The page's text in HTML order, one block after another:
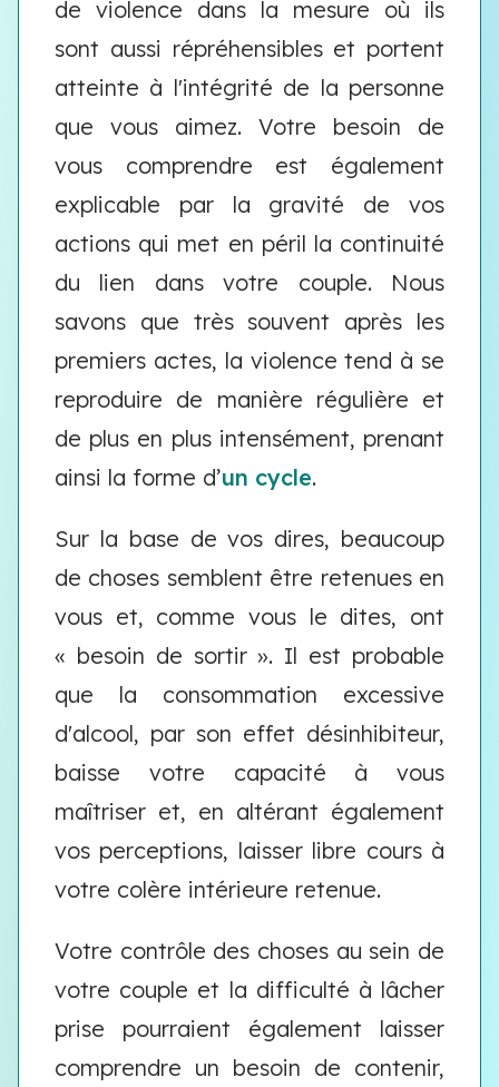
de violence dans la mesure où ils
sont aussi répréhensibles et portent
atteinte à l'intégrité de la personne
que vous aimez. Votre besoin de
vous comprendre est également
explicable par la gravité de vos
actions qui met en péril la continuité
du lien dans votre couple. Nous
savons que très souvent après les
premiers actes, la violence tend à se
reproduire de manière régulière et
de plus en plus intensément, prenant
ainsi la forme d’un cycle.
Sur la base de vos dires, beaucoup
de choses semblent être retenues en
vous et, comme vous le dites, ont
« besoin de sortir ». Il est probable
que la consommation excessive
d'alcool, par son effet désinhibiteur,
baisse votre capacité à vous
maîtriser et, en altérant également
vos perceptions, laisser libre cours à
votre colère intérieure retenue.
Votre contrôle des choses au sein de
votre couple et la difficulté à lâcher
prise pourraient également laisser
comprendre un besoin de contenir,